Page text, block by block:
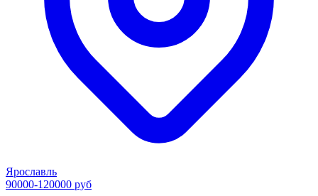
Ярославль
90000-120000 руб